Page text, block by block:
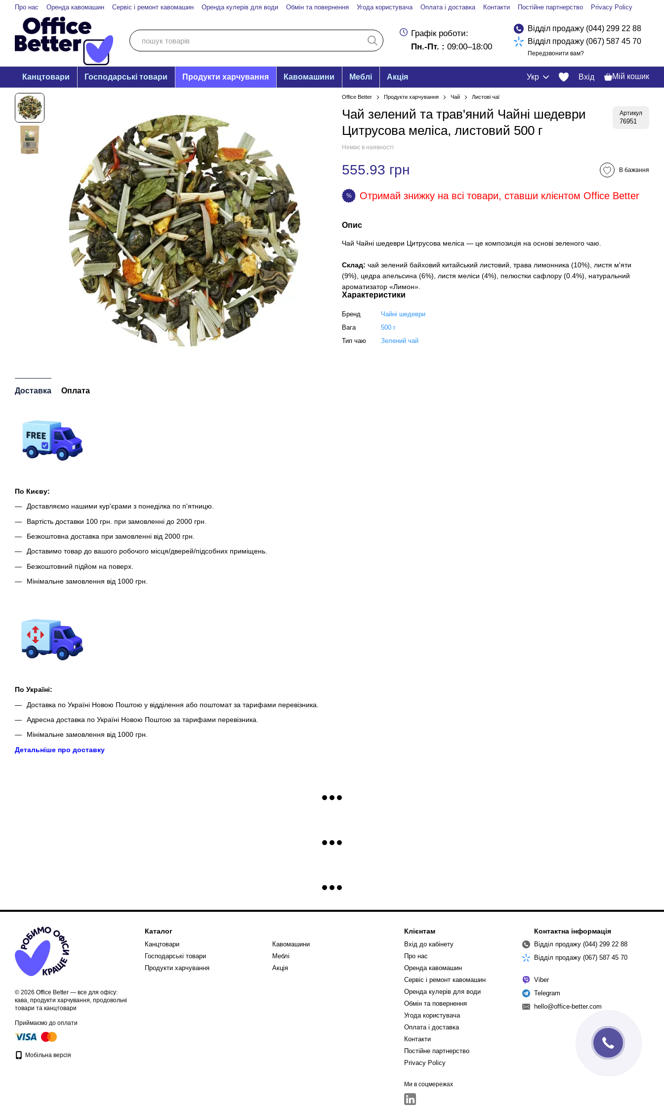
Перейти до основного контенту
Про нас Оренда кавомашин Сервіс і ремонт кавомашин Оренда кулерів для води Обмін та повернення Угода користувача Оплата і доставка Контакти Постійне партнерство Privacy Policy
Графік роботи:
Пн.-Пт. : 09:00–18:00
Відділ продажу (044) 299 22 88
Відділ продажу (067) 587 45 70
Передзвонити вам?
Канцтовари Господарські товари Продукти харчування Кавомашини Меблі Акція Укр Вхід Мій кошик
Доставка Оплата
По Києву:
Доставляємо нашими кур'єрами з понеділка по п'ятницю.
Вартість доставки 100 грн. при замовленні до 2000 грн.
Безкоштовна доставка при замовленні від 2000 грн.
Доставимо товар до вашого робочого місця/дверей/підсобних приміщень.
Безкоштовний підйом на поверх.
Мінімальне замовлення від 1000 грн.
По Україні:
Доставка по Україні Новою Поштою у відділення або поштомат за тарифами перевізника.
Адресна доставка по Україні Новою Поштою за тарифами перевізника.
Мінімальне замовлення від 1000 грн.
Детальніше про доставку
Office Better Продукти харчування Чай Листові чаї
Чай зелений та трав'яний Чайні шедеври
Цитрусова меліса, листовий 500 г
Артикул
76951
Немає в наявності
555.93 грн В бажання
% Отримай знижку на всі товари, ставши клієнтом Office Better
Опис
Чай Чайні шедеври Цитрусова меліса — це композиція на основі зеленого чаю.
Склад: чай зелений байховий китайський листовий, трава лимонника (10%), листя м'яти
(9%), цедра апельсина (6%), листя меліси (4%), пелюстки сафлору (0.4%), натуральний
ароматизатор «Лимон».
Характеристики
Бренд
Чайні шедеври
Вага
500 г
Тип чаю
Зелений чай
© 2026 Office Better — все для офісу:
кава, продукти харчування, продовольчі
товари та канцтовари
Приймаємо до оплати
Мобільна версія
Каталог
Канцтовари
Господарські товари
Продукти харчування
Кавомашини
Меблі
Акція
Клієнтам
Вхід до кабінету
Про нас
Оренда кавомашин
Сервіс і ремонт кавомашин
Оренда кулерів для води
Обмін та повернення
Угода користувача
Оплата і доставка
Контакти
Постійне партнерство
Privacy Policy
Ми в соцмережах
Контактна інформація
Відділ продажу (044) 299 22 88
Відділ продажу (067) 587 45 70
Viber
Telegram
hello@office-better.com